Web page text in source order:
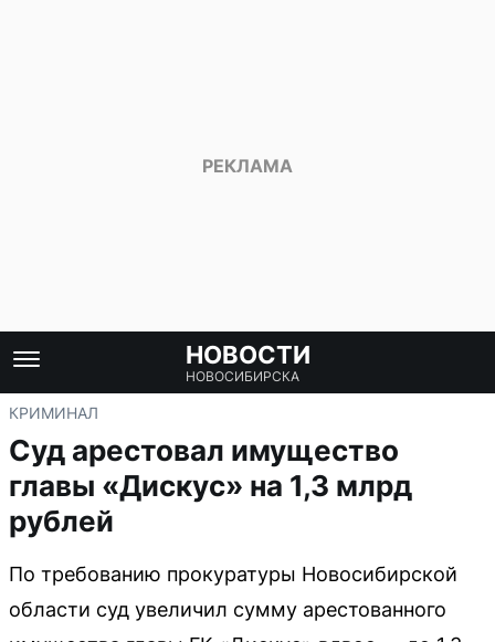
НОВОСТИ
НОВОСИБИРСКА
КРИМИНАЛ
Суд арестовал имущество
главы «Дискус» на 1,3 млрд
рублей
По требованию прокуратуры Новосибирской
области суд увеличил сумму арестованного